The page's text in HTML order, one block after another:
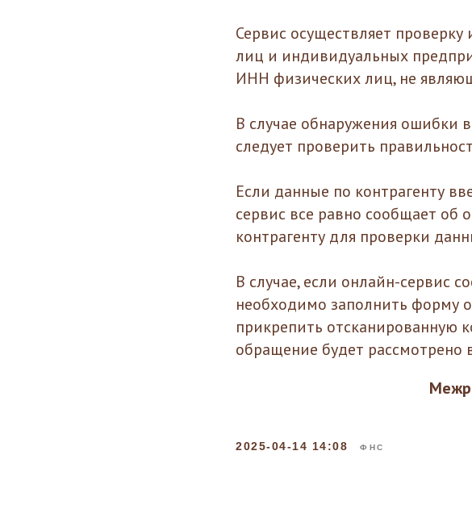
Сервис осуществляет
лиц и индивидуальных
ИНН физических лиц, не
В случае обнаружения ошибки
следует проверить
Если данные по контрагенту
сервис все равно сообщает
контрагенту для проверки
В случае, если онлайн-сервис
необходимо заполнить форму
прикрепить отсканированную
обращение будет рассмотрено
2025-04-14 14:08 ФНС